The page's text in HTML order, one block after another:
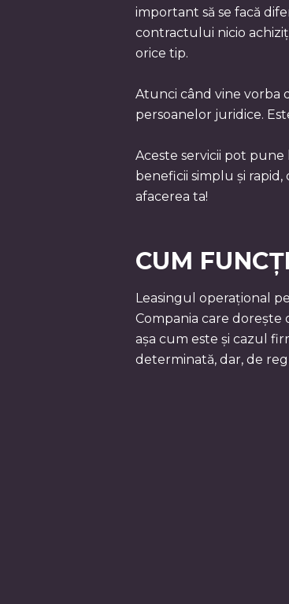
important să se facă
contractului nicio
orice tip.
Atunci când vine vorba
persoanelor juridice.
Aceste servicii pot
beneficii simplu și
afacerea ta!
CUM
Leasingul operațional
Compania care
așa cum este și cazul
determinată, dar, de